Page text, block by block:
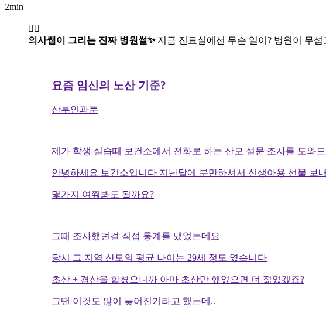
2min
👩‍⚕️
의사쌤이 그리는 진짜 병원썰✨ 지금 진료실에선 무슨 일이? 병원이 무
요즘 임신의 노산 기준?
산부인과툰
제가 학생 실습때 보건소에서 전화로 하는 산모 설문 조사를 도와
안녕하세요 보건소입니다 지난달에 분만하셔서 신생아용 선물 보
몇가지 여쭤봐도 될까요?
그때 조사했던걸 직접 통계를 냈었는데요
당시 그 지역 산모의 평균 나이는 29세 정도 였습니다
초산 + 경산을 합쳤으니까 아마 초산만 했었으면 더 젊었겠죠?
그땐 이것도 많이 늦어진거라고 했는데..